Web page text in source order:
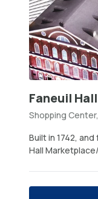
Faneuil
Shopping
Built in 1742,
Hall